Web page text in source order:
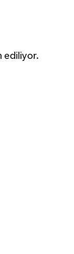
ediliyor.